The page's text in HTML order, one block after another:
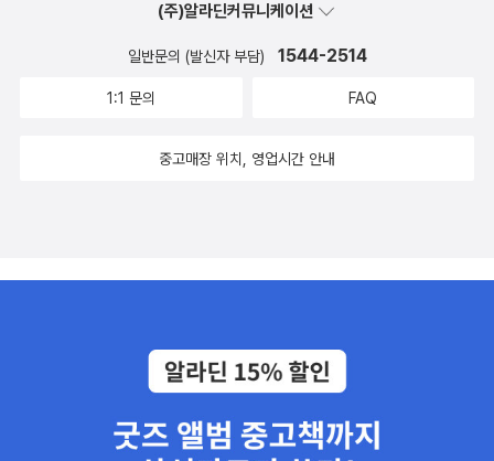
(주)알라딘커뮤니케이션
일반문의 (발신자 부담) 1544-2514
1:1 문의 FAQ
중고매장 위치, 영업시간 안내